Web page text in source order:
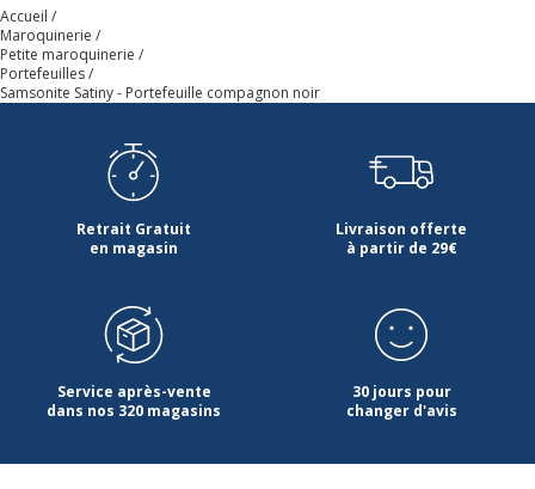
Largeur
Accueil
Maroquinerie
Petite maroquinerie
Portefeuilles
Samsonite Satiny - Portefeuille compagnon noir
Retrait Gratuit
en magasin
Livraison offerte
à partir de 29€
Service après-vente
dans nos 320 magasins
30 jours pour
changer d'avis